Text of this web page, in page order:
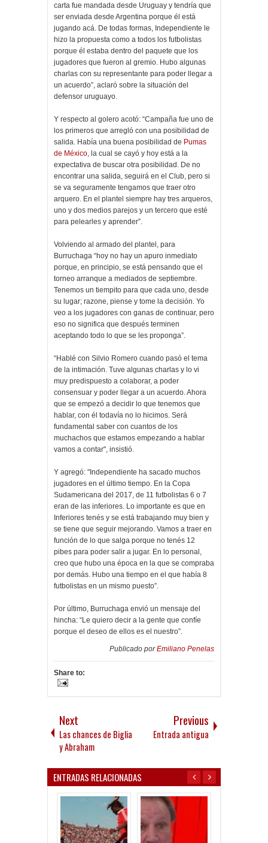
carta fue mandada desde Uruguay y tendría que
ser enviada desde Argentina porque él está
jugando acá. De todas formas, Independiente le
hizo la propuesta como a todos los futbolistas
porque él estaba dentro del paquete que los
jugadores que fueron al gremio. Hubo algunas
charlas con su representante para poder llegar a
un acuerdo”, aclaró sobre la situación del
defensor uruguayo.
Y respecto al golero acotó: “Campaña fue uno de
los primeros que arregló con una posibilidad de
salida. Había una buena posibilidad de Pumas
de México, la cual se cayó y hoy está a la
expectativa de buscar otra posibilidad. De no
encontrar una salida, seguirá en el Club, pero si
se va seguramente tengamos que traer otro
arquero. En el plantel siempre hay tres arqueros,
uno y dos medios parejos y un tercero que esté
para pelearles y aprender”.
Volviendo al armado del plantel, para
Burruchaga “hoy no hay un apuro inmediato
porque, en principio, se está pensando que el
torneo arranque a mediados de septiembre.
Tenemos un tiempito para que cada uno, desde
su lugar; razone, piense y tome la decisión. Yo
veo a los jugadores con ganas de continuar, pero
eso no significa que después terminen
aceptando todo lo que se les proponga”.
“Hablé con Silvio Romero cuando pasó el tema
de la intimación. Tuve algunas charlas y lo vi
muy predispuesto a colaborar, a poder
consensuar y poder llegar a un acuerdo. Ahora
que se empezó a decidir lo que tenemos que
hablar, con él todavía no lo hicimos. Será
fundamental saber con cuantos de los
muchachos que estamos empezando a hablar
vamos a contar", insistió.
Y agregó: "Independiente ha sacado muchos
jugadores en el último tiempo. En la Copa
Sudamericana del 2017, de 11 futbolistas 6 o 7
eran de las inferiores. Lo importante es que en
Inferiores tenés y se está trabajando muy bien y
se tiene que seguir mejorando. Vamos a traer en
función de lo que salga porque no tenés 12
pibes para poder salir a jugar. En lo personal,
creo que hubo una época en la que se compraba
por demás. Hubo una tiempo en el que había 8
futbolistas en un mismo puesto”.
Por último, Burruchaga envió un mensaje del
hincha: “Le quiero decir a la gente que confíe
porque el deseo de ellos es el nuestro”.
Publicado porEmiliano Penelas
Share to:
Next
Las chances de Biglia
y Abraham
Previous
Entrada antigua
ENTRADAS RELACIONADAS